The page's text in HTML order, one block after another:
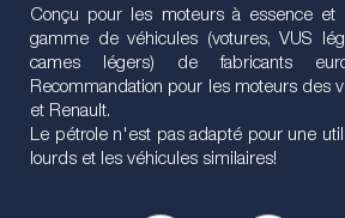
Conçu pour les moteurs à essence
gamme de véhicules (votures, VUS
cames légers) de fabricants
Recommandation pour les moteurs des
et Renault.
Le pétrole n'est pas adapté pour une
lourds et les véhicules similaires!